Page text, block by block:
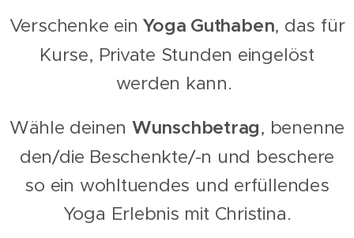
Verschenke einYoga Guthaben, das für
Kurse, Private Stunden eingelöst
werden kann.
Wähle deinen Wunschbetrag, benenne
den/die Beschenkte/-n und beschere
so ein wohltuendes und erfüllendes
Yoga Erlebnis mit Christina.